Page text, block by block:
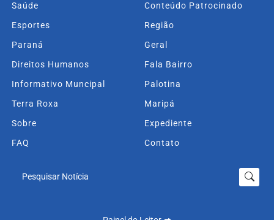
Saúde
Conteúdo Patrocinado
Esportes
Região
Paraná
Geral
Direitos Humanos
Fala Bairro
Informativo Muncipal
Palotina
Terra Roxa
Maripá
Sobre
Expediente
FAQ
Contato
Pesquisar Notícia